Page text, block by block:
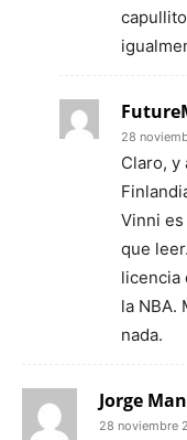
28
Claro, y
Vinni es
que
licencia
la NBA.
nada.
Jorge
28 noviembre